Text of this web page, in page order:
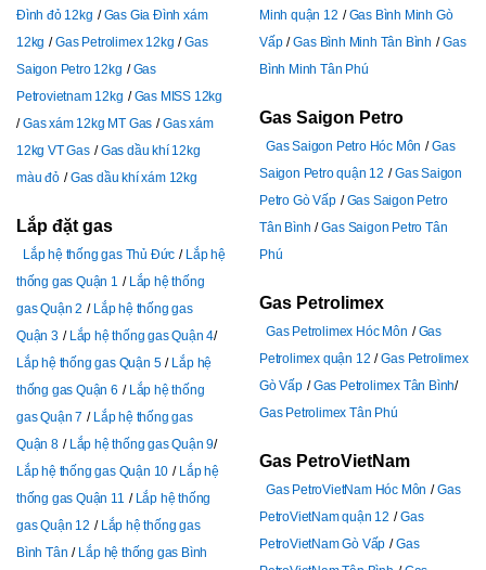
Đình đỏ 12kg
Gas Gia Đình xám
12kg
Gas Petrolimex 12kg
Gas
Saigon Petro 12kg
Gas
Petrovietnam 12kg
Gas MISS 12kg
Gas xám 12kg MT Gas
Gas xám
12kg VT Gas
Gas dầu khí 12kg
màu đỏ
Gas dầu khí xám 12kg
Lắp đặt gas
Lắp hệ thống gas Thủ Đức
Lắp hệ
thống gas Quận 1
Lắp hệ thống
gas Quận 2
Lắp hệ thống gas
Quận 3
Lắp hệ thống gas Quận 4
Lắp hệ thống gas Quận 5
Lắp hệ
thống gas Quận 6
Lắp hệ thống
gas Quận 7
Lắp hệ thống gas
Quận 8
Lắp hệ thống gas Quận 9
Lắp hệ thống gas Quận 10
Lắp hệ
thống gas Quận 11
Lắp hệ thống
gas Quận 12
Lắp hệ thống gas
Bình Tân
Lắp hệ thống gas Bình
Minh quận 12
Gas Bình Minh Gò
Vấp
Gas Bình Minh Tân Bình
Gas
Bình Minh Tân Phú
Gas Saigon Petro
Gas Saigon Petro Hóc Môn
Gas
Saigon Petro quận 12
Gas Saigon
Petro Gò Vấp
Gas Saigon Petro
Tân Bình
Gas Saigon Petro Tân
Phú
Gas Petrolimex
Gas Petrolimex Hóc Môn
Gas
Petrolimex quận 12
Gas Petrolimex
Gò Vấp
Gas Petrolimex Tân Bình
Gas Petrolimex Tân Phú
Gas PetroVietNam
Gas PetroVietNam Hóc Môn
Gas
PetroVietNam quận 12
Gas
PetroVietNam Gò Vấp
Gas